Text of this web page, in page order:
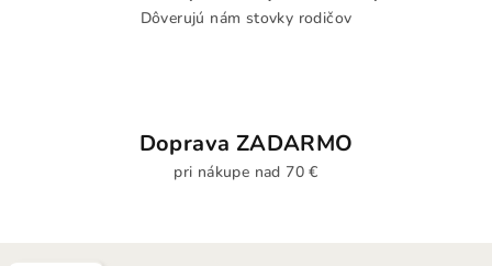
Dôverujú nám stovky rodičov
Doprava ZADARMO
pri nákupe nad 70 €